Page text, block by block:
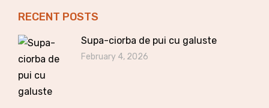
RECENT POSTS
Supa-ciorba de pui cu galuste
February 4, 2026